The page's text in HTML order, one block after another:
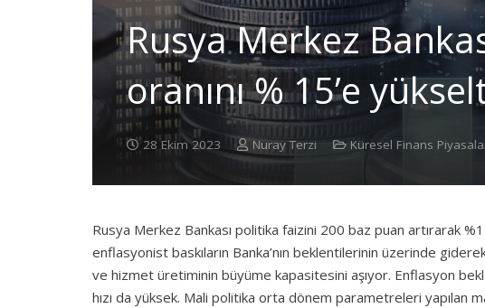
Rusya Merkez
oranını % 15’e
28 Ekim 2023 Nuray Terzi Küresel Finans
Rusya Merkez Bankası politika faizini 200 baz puan artırarak
enflasyonist baskıların Banka’nın beklentilerinin üzerinde
ve hizmet üretiminin büyüme kapasitesini aşıyor. Enflasyon
hızı da yüksek. Mali politika orta dönem parametreleri yapılan